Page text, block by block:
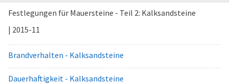
Festlegungen für Mauersteine - Teil 2: Kalksandsteine
| 2015-11
Brandverhalten - Kalksandsteine
Dauerhaftigkeit - Kalksandsteine